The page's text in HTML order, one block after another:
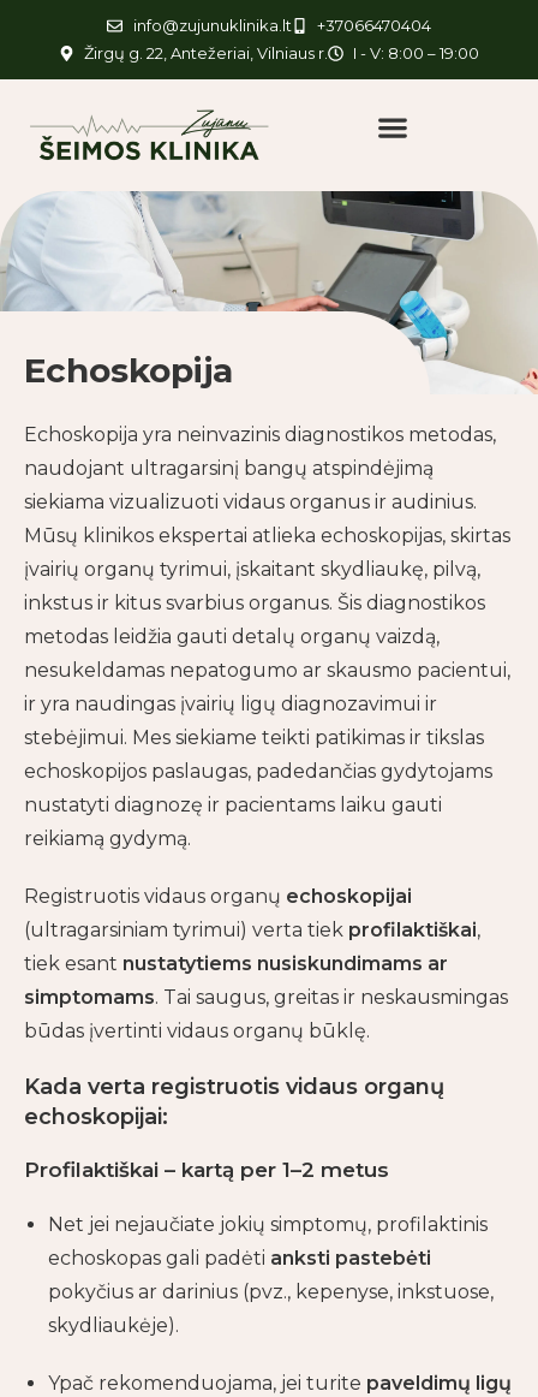
info@zujunuklinika.lt
+37066470404
Žirgų g. 22, Antežeriai, Vilniaus r.
I - V: 8:00 – 19:00
Echoskopija
Echoskopija yra neinvazinis diagnostikos metodas,
naudojant ultragarsinį bangų atspindėjimą
siekiama vizualizuoti vidaus organus ir audinius.
Mūsų klinikos ekspertai atlieka echoskopijas, skirtas
įvairių organų tyrimui, įskaitant skydliaukę, pilvą,
inkstus ir kitus svarbius organus. Šis diagnostikos
metodas leidžia gauti detalų organų vaizdą,
nesukeldamas nepatogumo ar skausmo pacientui,
ir yra naudingas įvairių ligų diagnozavimui ir
stebėjimui. Mes siekiame teikti patikimas ir tikslas
echoskopijos paslaugas, padedančias gydytojams
nustatyti diagnozę ir pacientams laiku gauti
reikiamą gydymą.
Registruotis vidaus organų echoskopijai
(ultragarsiniam tyrimui) verta tiek profilaktiškai,
tiek esant nustatytiems nusiskundimams ar
simptomams. Tai saugus, greitas ir neskausmingas
būdas įvertinti vidaus organų būklę.
Kada verta registruotis vidaus organų
echoskopijai:
Profilaktiškai – kartą per 1–2 metus
Net jei nejaučiate jokių simptomų, profilaktinis
echoskopas gali padėti anksti pastebėti
pokyčius ar darinius (pvz., kepenyse, inkstuose,
skydliaukėje).
Ypač rekomenduojama, jei turite paveldimų ligų